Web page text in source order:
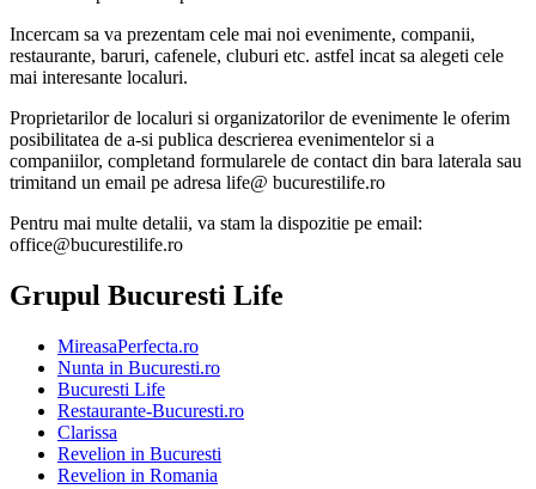
Incercam sa va prezentam cele mai noi evenimente, companii,
restaurante, baruri, cafenele, cluburi etc. astfel incat sa alegeti cele
mai interesante localuri.
Proprietarilor de localuri si organizatorilor de evenimente le oferim
posibilitatea de a-si publica descrierea evenimentelor si a
companiilor, completand formularele de contact din bara laterala sau
trimitand un email pe adresa life@ bucurestilife.ro
Pentru mai multe detalii, va stam la dispozitie pe email:
office@bucurestilife.ro
Grupul Bucuresti Life
MireasaPerfecta.ro
Nunta in Bucuresti.ro
Bucuresti Life
Restaurante-Bucuresti.ro
Clarissa
Revelion in Bucuresti
Revelion in Romania